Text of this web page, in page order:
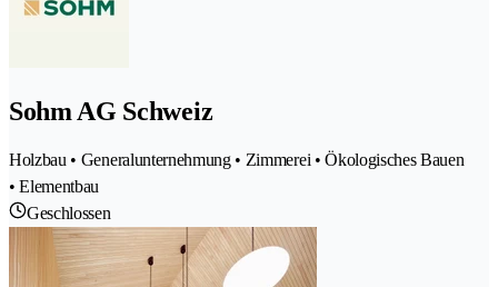
Sohm AG Schweiz
Holzbau • Generalunternehmung • Zimmerei • Ökologisches Bauen
• Elementbau
Geschlossen